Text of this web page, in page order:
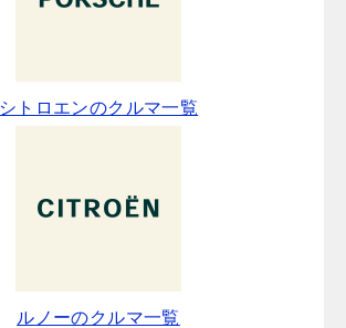
シトロエンのクルマ一覧
ルノーのクルマ一覧